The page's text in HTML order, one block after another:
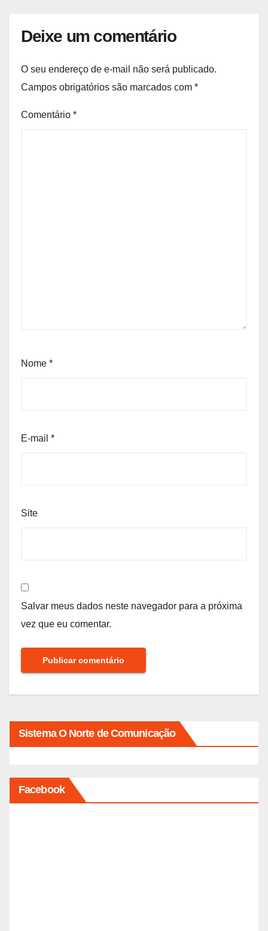
Deixe um comentário
O seu endereço de e-mail não será publicado.
Campos obrigatórios são marcados com *
Comentário *
Nome *
E-mail *
Site
Salvar meus dados neste navegador para a próxima
vez que eu comentar.
Sistema O Norte de Comunicação
Facebook